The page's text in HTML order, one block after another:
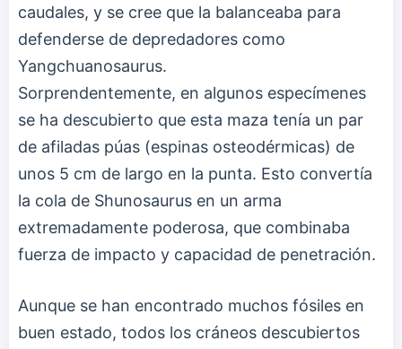
caudales, y se cree que la balanceaba para
defenderse de depredadores como
Yangchuanosaurus.
Sorprendentemente, en algunos especímenes
se ha descubierto que esta maza tenía un par
de afiladas púas (espinas osteodérmicas) de
unos 5 cm de largo en la punta. Esto convertía
la cola de Shunosaurus en un arma
extremadamente poderosa, que combinaba
fuerza de impacto y capacidad de penetración.
Aunque se han encontrado muchos fósiles en
buen estado, todos los cráneos descubiertos